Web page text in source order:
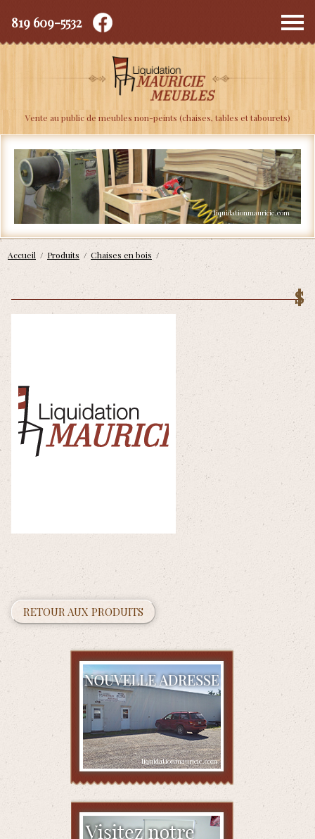
819 609-5532
Vente au public de meubles non-peints (chaises, tables et tabourets)
Accueil / Produits / Chaises en bois /
$
RETOUR AUX PRODUITS